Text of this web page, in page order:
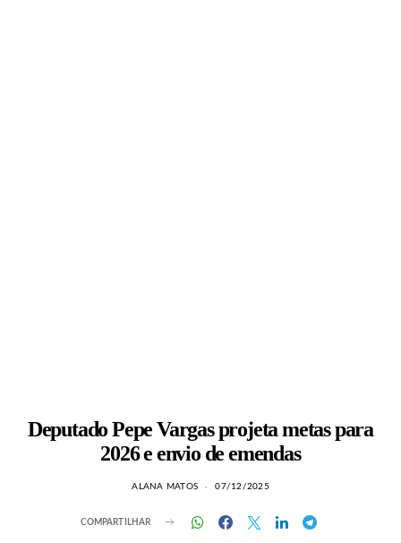
Deputado Pepe Vargas projeta metas para
2026 e envio de emendas
ALANA MATOS 07/12/2025
COMPARTILHAR